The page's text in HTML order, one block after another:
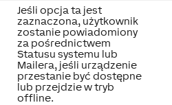
Jeśli opcja ta jest
zaznaczona, użytkownik
zostanie powiadomiony
za pośrednictwem
Statusu systemu lub
Mailera, jeśli urządzenie
przestanie być dostępne
lub przejdzie w tryb
offline.